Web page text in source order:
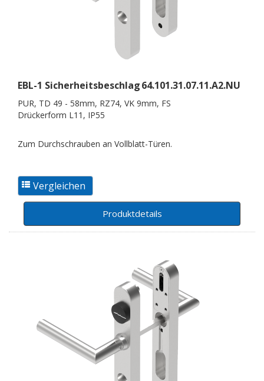
EBL-1 Sicherheitsbeschlag64.101.31.07.11.A2.NU
PUR, TD 49 - 58mm, RZ74, VK 9mm, FS
Drückerform L11, IP55
Zum Durchschrauben an Vollblatt-Türen.
Produktdetails